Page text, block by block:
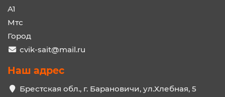
A1
Мтс
Город
cvik-sait@mail.ru
Наш адрес
Брестская обл., г. Барановичи, ул.Хлебная, 5